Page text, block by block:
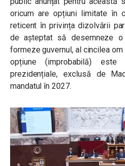
oricum are opțiuni limitate în
reticent în privința dizolvării
de așteptat să desemneze
formeze guvernul, al cincilea
opțiune (improbabilă) este
prezidențiale, exclusă de
mandatul în 2027.